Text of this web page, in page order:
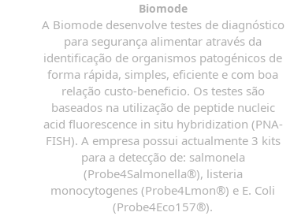
Biomode
A Biomode desenvolve testes de diagnóstico
para segurança alimentar através da
identificação de organismos patogénicos de
forma rápida, simples, eficiente e com boa
relação custo-beneficio. Os testes são
baseados na utilização de peptide nucleic
acid fluorescence in situ hybridization (PNA-
FISH). A empresa possui actualmente 3 kits
para a detecção de: salmonela
(Probe4Salmonella®), listeria
monocytogenes (Probe4Lmon®) e E. Coli
(Probe4Eco157®).